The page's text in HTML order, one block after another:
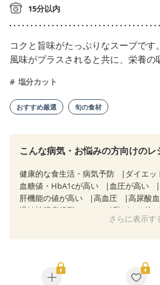
15分以内
コクと旨味がたっぷりなスープです
風味がプラスされると共に、栄養の
塩分カット
おすすめ厳選 旬の食材
こんな病気・お悩みの方向けのレ
健康的な食生活・病気予防
ダイエッ
血糖値・HbA1cが高い
血圧が高い
肝機能の値が高い
高血圧
高尿酸
過敏性腸症候群（IBS）
乳がん（抗
乳がん（ホルモン療法中）
乳がん（
ニキビ・肌荒れ
更年期
さらに表示す